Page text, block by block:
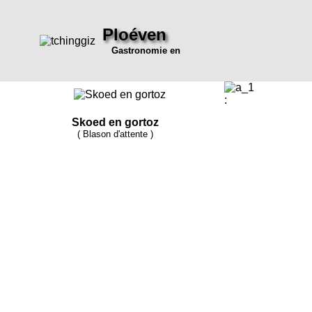
Ploéven
Gastronomie en
Skoed en gortoz
( Blason d'attente )
: